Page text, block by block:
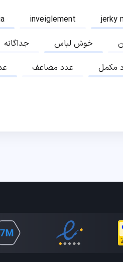
inveiglement
jerky
جداگانه
خوش لباس
عدد مضاعف مکمل